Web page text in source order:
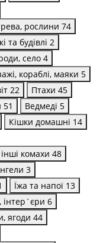
рослини 74
та будівлі 2
село 4
кораблі, маяки 5
22 Птахи 45
51 Ведмеді 5
Кішки домашні 14
комахи 48
3
Їжа та напої 13
6
ягоди 44